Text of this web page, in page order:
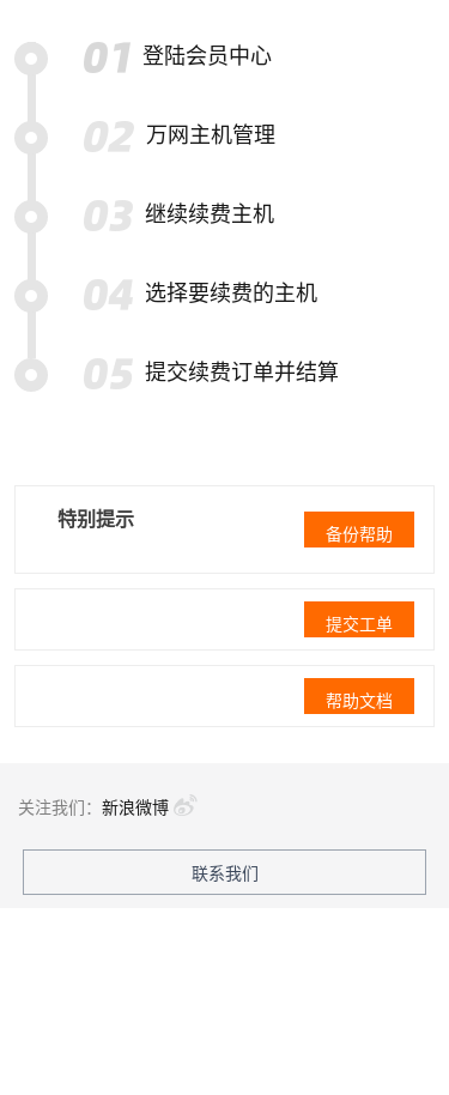
登陆会员中心
万网主机管理
继续续费主机
选择要续费的主机
提交续费订单并结算
特别提示
备份帮助
提交工单
帮助文档